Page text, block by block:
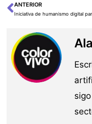
Ant
ANTERIOR